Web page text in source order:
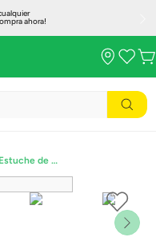
ahora!
Little People Estuche de Animalitos con 8 Figuras